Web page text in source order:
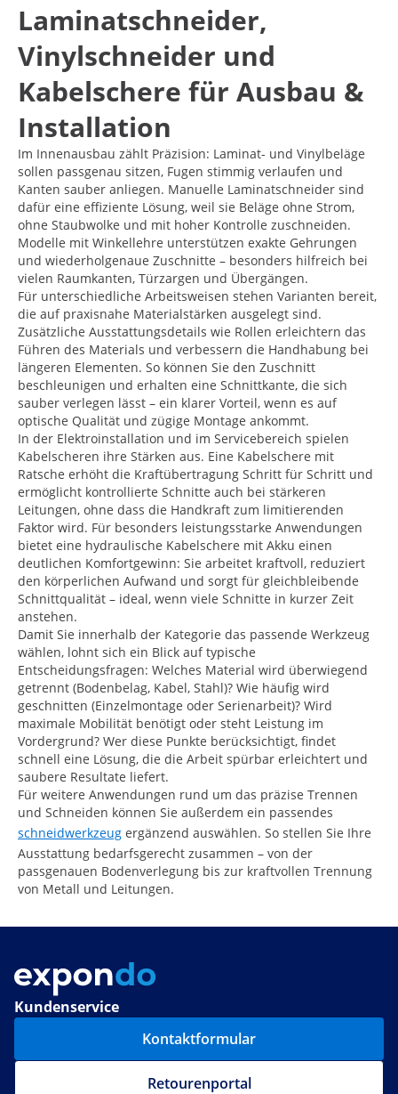
Laminatschneider,
Vinylschneider und
Kabelschere für Ausbau &
Installation
Im Innenausbau zählt Präzision: Laminat- und Vinylbeläge
sollen passgenau sitzen, Fugen stimmig verlaufen und
Kanten sauber anliegen. Manuelle Laminatschneider sind
dafür eine effiziente Lösung, weil sie Beläge ohne Strom,
ohne Staubwolke und mit hoher Kontrolle zuschneiden.
Modelle mit Winkellehre unterstützen exakte Gehrungen
und wiederholgenaue Zuschnitte – besonders hilfreich bei
vielen Raumkanten, Türzargen und Übergängen.
Für unterschiedliche Arbeitsweisen stehen Varianten bereit,
die auf praxisnahe Materialstärken ausgelegt sind.
Zusätzliche Ausstattungsdetails wie Rollen erleichtern das
Führen des Materials und verbessern die Handhabung bei
längeren Elementen. So können Sie den Zuschnitt
beschleunigen und erhalten eine Schnittkante, die sich
sauber verlegen lässt – ein klarer Vorteil, wenn es auf
optische Qualität und zügige Montage ankommt.
In der Elektroinstallation und im Servicebereich spielen
Kabelscheren ihre Stärken aus. Eine Kabelschere mit
Ratsche erhöht die Kraftübertragung Schritt für Schritt und
ermöglicht kontrollierte Schnitte auch bei stärkeren
Leitungen, ohne dass die Handkraft zum limitierenden
Faktor wird. Für besonders leistungsstarke Anwendungen
bietet eine hydraulische Kabelschere mit Akku einen
deutlichen Komfortgewinn: Sie arbeitet kraftvoll, reduziert
den körperlichen Aufwand und sorgt für gleichbleibende
Schnittqualität – ideal, wenn viele Schnitte in kurzer Zeit
anstehen.
Damit Sie innerhalb der Kategorie das passende Werkzeug
wählen, lohnt sich ein Blick auf typische
Entscheidungsfragen: Welches Material wird überwiegend
getrennt (Bodenbelag, Kabel, Stahl)? Wie häufig wird
geschnitten (Einzelmontage oder Serienarbeit)? Wird
maximale Mobilität benötigt oder steht Leistung im
Vordergrund? Wer diese Punkte berücksichtigt, findet
schnell eine Lösung, die die Arbeit spürbar erleichtert und
saubere Resultate liefert.
Für weitere Anwendungen rund um das präzise Trennen
und Schneiden können Sie außerdem ein passendes
schneidwerkzeug ergänzend auswählen. So stellen Sie Ihre
Ausstattung bedarfsgerecht zusammen – von der
passgenauen Bodenverlegung bis zur kraftvollen Trennung
von Metall und Leitungen.
Kundenservice
Kontaktformular
Retourenportal